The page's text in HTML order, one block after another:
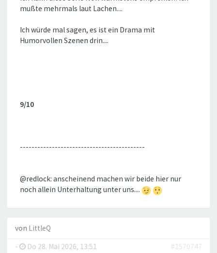
mußte mehrmals laut Lachen....
Ich würde mal sagen, es ist ein Drama mit
Humorvollen Szenen drin....
9/10
-------------------------------------------
@redlock: anscheinend machen wir beide hier nur
noch allein Unterhaltung unter uns....
von LittleQ
-
Do 28. Mai 2026, 13:51 #1570747